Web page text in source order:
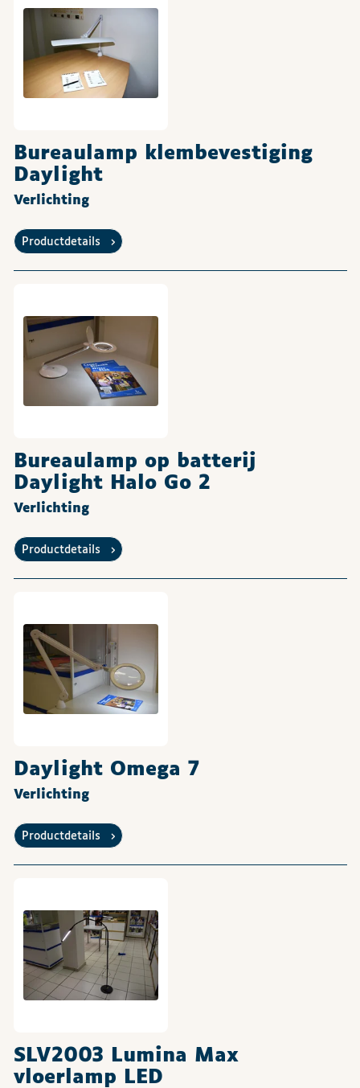
Bureaulamp klembevestiging
Daylight
Verlichting
Productdetails
Bureaulamp op batterij
Daylight Halo Go 2
Verlichting
Productdetails
Daylight Omega 7
Verlichting
Productdetails
SLV2003 Lumina Max
vloerlamp LED